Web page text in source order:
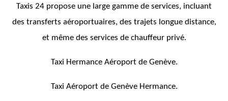
Taxis 24 propose une large gamme de services, incluant
des transferts aéroportuaires, des trajets longue distance,
et même des services de chauffeur privé.
Taxi Hermance Aéroport de Genève.
Taxi Aéroport de Genève Hermance.